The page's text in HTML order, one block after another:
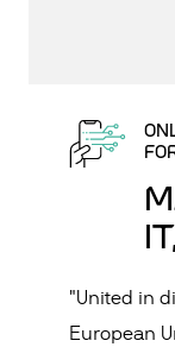
"United in
European